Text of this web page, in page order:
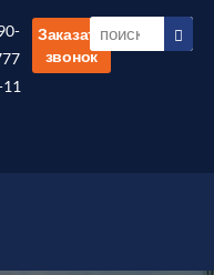
Заказать
звонок